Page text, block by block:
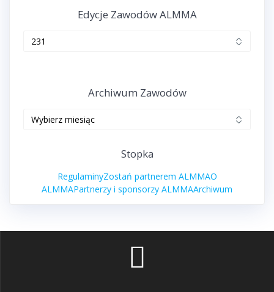
Edycje Zawodów ALMMA
Archiwum Zawodów
Stopka
RegulaminyZostań partnerem ALMMAO
ALMMAPartnerzy i sponsorzy ALMMAArchiwum